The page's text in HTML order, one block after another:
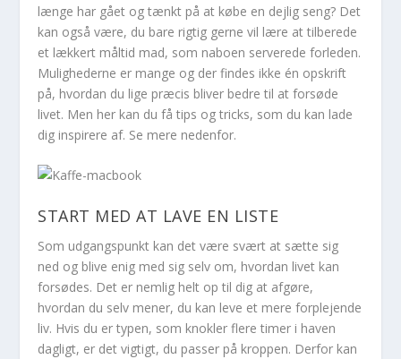
længe har gået og tænkt på at købe en dejlig seng? Det
kan også være, du bare rigtig gerne vil lære at tilberede
et lækkert måltid mad, som naboen serverede forleden.
Mulighederne er mange og der findes ikke én opskrift
på, hvordan du lige præcis bliver bedre til at forsøde
livet. Men her kan du få tips og tricks, som du kan lade
dig inspirere af. Se mere nedenfor.
START MED AT LAVE EN LISTE
Som udgangspunkt kan det være svært at sætte sig
ned og blive enig med sig selv om, hvordan livet kan
forsødes. Det er nemlig helt op til dig at afgøre,
hvordan du selv mener, du kan leve et mere forplejende
liv. Hvis du er typen, som knokler flere timer i haven
dagligt, er det vigtigt, du passer på kroppen. Derfor kan